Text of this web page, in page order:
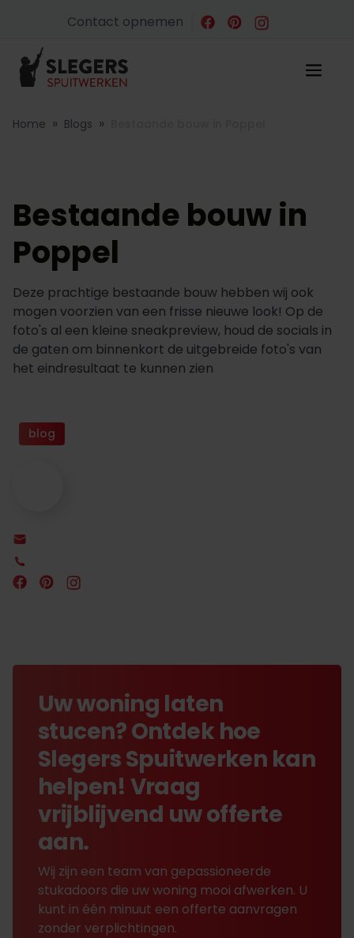
Contact opnemen
Home » Blogs »
Bestaande bouw in
Poppel
Deze prachtige bestaande bouw hebben wij ook
mogen voorzien van een frisse nieuwe look! Op de
foto's al een kleine sneakpreview, houd de socials in
de gaten om binnenkort de uitgebreide foto's van
het eindresultaat te kunnen zien
blog
Uw woning laten
stucen? Ontdek hoe
Slegers Spuitwerken kan
helpen! Vraag
vrijblijvend uw offerte
aan.
Wij zijn een team van gepassioneerde
stukadoors die uw woning mooi afwerken. U
kunt in één minuut een offerte aanvragen
zonder verplichtingen.